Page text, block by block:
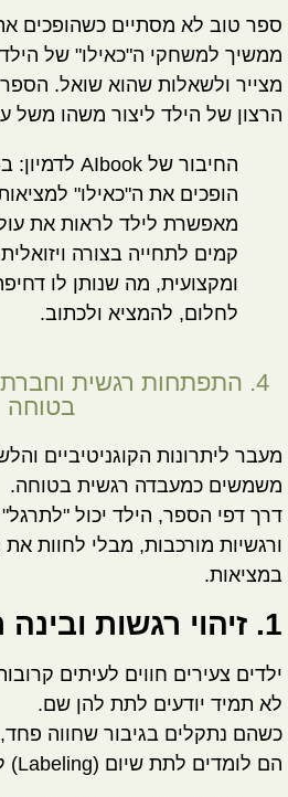
ספר טוב לא מסתיים כשהופכים
ממשיך למשחקי ה"כאילו" של
מצייר ולשאלות שהוא שואל.
הרצון של הילד ליצור משהו משל
החיבור של AIbook לדמיון:
הופכים את ה"כאילו"
מאפשרת לילד לראות את
קמים לתחייה בצורה
ומקצועית, מה שנותן לו
לחלום, להמציא ולכתוב.
4. התפתחות רגשית
בטוחה
מעבר ליתרונות הקוגניטיביים
משמשים כמעבדה רגשית בטוחה.
דרך דפי הספר, הילד יכול
ורגשיות מורכבות, מבלי לחוות את
במציאות.
1. זיהוי רגשות ובינה רגשית (EQ)
ילדים צעירים חווים לעיתים
לא תמיד יודעים לתת להן שם.
כשהם נתקלים בגיבור שחווה
הם לומדים לתת שיום (Labeling)